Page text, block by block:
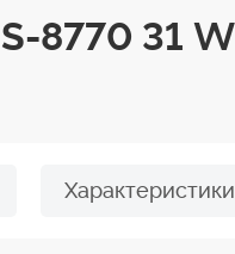
8770 31
Характеристики